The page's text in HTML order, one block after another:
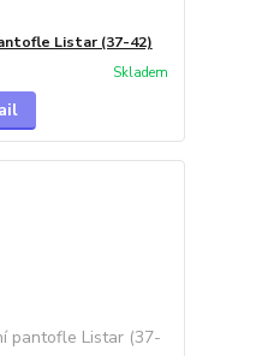
Listar (37-42)
Skladem